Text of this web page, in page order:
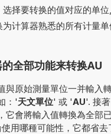
选择要转换的值对应的单
计算器熟悉的所有计量单
全部功能来转换AU
與原始測量單位一并輸入
：'天文單位' 或 'AU'. 接
它會將輸入值轉換為全部
用哪種可能性，它都省